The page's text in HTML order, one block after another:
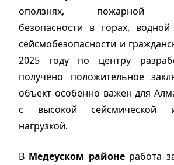
оползнях, пожарной
безопасности в горах, водной
сейсмобезопасности и
2025 году по центру
получено положительное
объект особенно важен для
с высокой сейсмической
нагрузкой.
В Медеуском районеработа